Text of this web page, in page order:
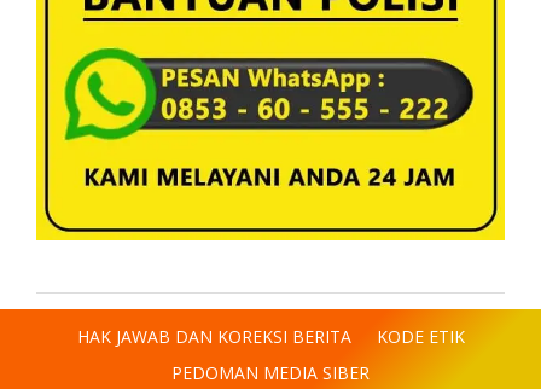
HAK JAWAB DAN KOREKSI BERITA
KODE ETIK
PEDOMAN MEDIA SIBER